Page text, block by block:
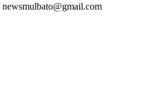
newsmulbato@gmail.com